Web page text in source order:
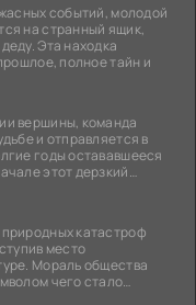
событий, молодой
на странный ящик,
Эта находка
полное тайн и
вершины, команда
и отправляется в
годы остававшееся
этот дерзкий
катастроф
место
Мораль общества
чего стало